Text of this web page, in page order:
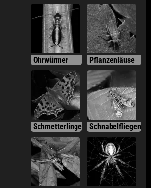
Ohrwürmer Pflanzenläuse
Schmetterlinge Schnabelfliegen